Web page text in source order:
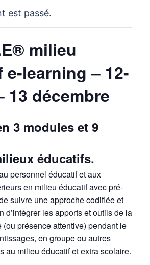
est passé.
milieu
learning – 12-
13 décembre
3 modules et 9
éducatifs.
personnel éducatif et aux
en milieu éducatif avec pré-
suivre une approche codifiée et
d’intégrer les apports et outils de la
présence attentive) pendant le
en groupe ou autres
au milieu éducatif et extra scolaire.